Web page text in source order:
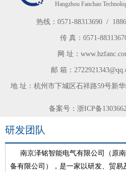
热线： 0571-88313690
  /
传 真： 0571-
网 址：
邮 箱：
地 址：杭州市下城区石祥路59号新
Hangzhou Fanchao
备案号：浙ICP备
研发团队
备有限公司），是一家以研发、贸易